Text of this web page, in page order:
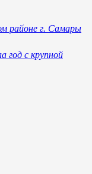
районе г. Самары
год с крупной